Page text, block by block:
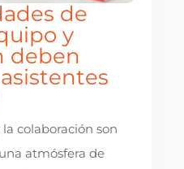
de
y
deben
colaboración son
atmósfera de